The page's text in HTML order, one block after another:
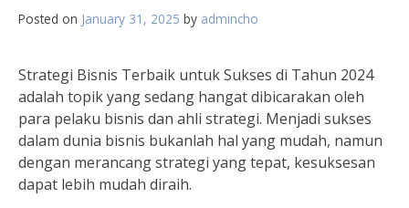
Posted on January 31, 2025 by admincho
Strategi Bisnis Terbaik untuk Sukses di Tahun 2024
adalah topik yang sedang hangat dibicarakan oleh
para pelaku bisnis dan ahli strategi. Menjadi sukses
dalam dunia bisnis bukanlah hal yang mudah, namun
dengan merancang strategi yang tepat, kesuksesan
dapat lebih mudah diraih.